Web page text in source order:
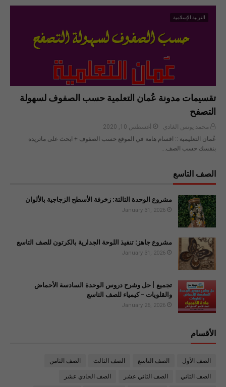
التربية الإسلامية
تقسيمات مدونة عُمان التعلمية حسب الصفوف لسهولة
التصفح
محمد يونس الغادي
أغسطس 10, 2020
عُمان التعليمية :: اقسام هامة في الموقع حسب الصفوف + ابحث على ماتريده
بنفسك حسب الصف…
الصف التاسع
مشروع الوحدة الثالثة: زخرفة الأسطح الزجاجية بالألوان
January 31, 2026
مشروع جاهز: تنفيذ اللوحة الجدارية بالكرتون للصف التاسع
January 31, 2026
تجميع | حل وشرح دروس الوحدة السادسة الأحماض
والقلويات - كيمياء للصف التاسع
January 26, 2026
الأقسام
الصف الأول الصف التاسع الصف الثالث الصف الثامن
الصف الثاني الصف الثاني عشر الصف الحادي عشر